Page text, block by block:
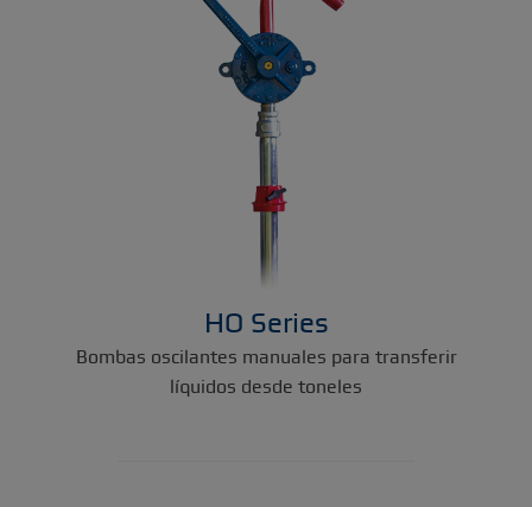
HO Series
Bombas oscilantes manuales para transferir
líquidos desde toneles